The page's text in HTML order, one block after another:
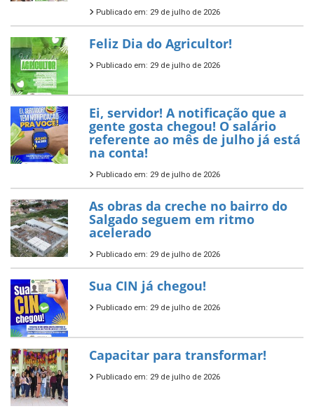
Publicado em: 29 de julho de 2026
Feliz Dia do Agricultor!
Publicado em: 29 de julho de 2026
Ei, servidor! A notificação que a
gente gosta chegou! O salário
referente ao mês de julho já está
na conta!
Publicado em: 29 de julho de 2026
As obras da creche no bairro do
Salgado seguem em ritmo
acelerado
Publicado em: 29 de julho de 2026
Sua CIN já chegou!
Publicado em: 29 de julho de 2026
Capacitar para transformar!
Publicado em: 29 de julho de 2026